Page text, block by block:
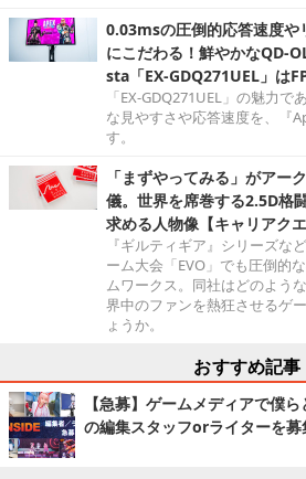
0.03msの圧倒的応答速度や
にこだわる！鮮やかなQD-
sta「EX-GDQ271UEL」は
「EX-GDQ271UEL」の魅力
な見やすさや応答速度を、『
す。
「まずやってみる」がアー
儀。世界を席巻する2.5D格
求める人物像【キャリアクエ
『ギルティギア』シリーズな
ーム大会「EVO」でも圧倒的
ムワークス。同社はどのよう
界中のファンを熱狂させるゲ
ょうか。
おすすめ記事
【急募】ゲームメディアで僕
の編集スタッフorライターを募